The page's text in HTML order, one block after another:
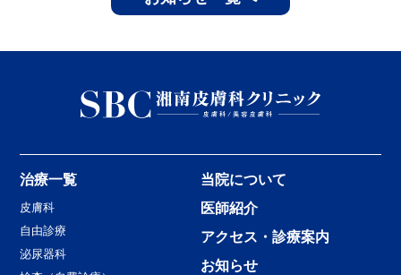
治療一覧
皮膚科
自由診療
泌尿器科
当院について
医師紹介
アクセス・診療案内
お知らせ